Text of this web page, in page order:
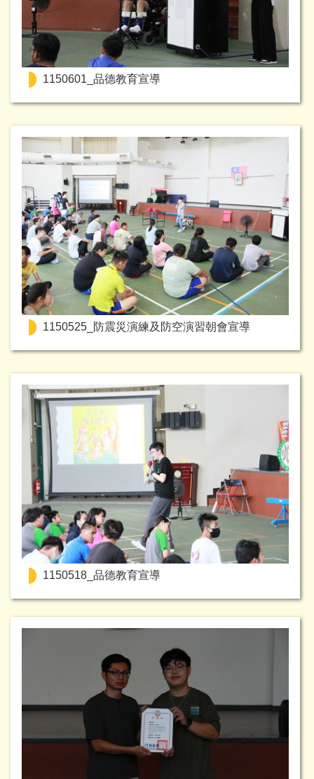
1150601_品德教育宣導
1150525_防震災演練及防空演習朝會宣導
1150518_品德教育宣導